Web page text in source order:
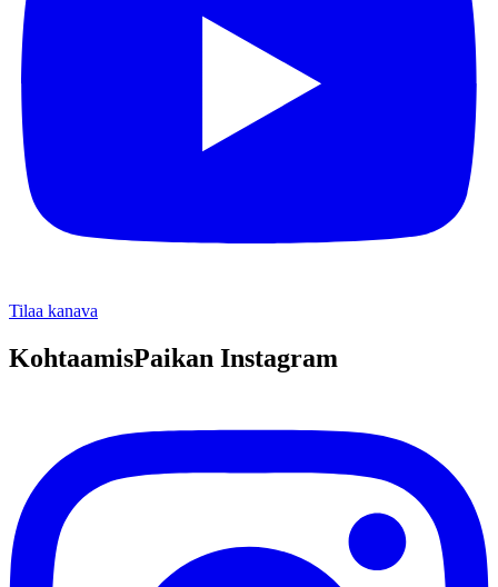
Tilaa kanava
KohtaamisPaikan Instagram